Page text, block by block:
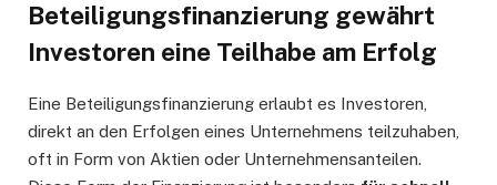
Beteiligungsfinanzierung gewährt
Investoren eine Teilhabe am Erfolg
Eine Beteiligungsfinanzierung erlaubt es Investoren,
direkt an den Erfolgen eines Unternehmens teilzuhaben,
oft in Form von Aktien oder Unternehmensanteilen.